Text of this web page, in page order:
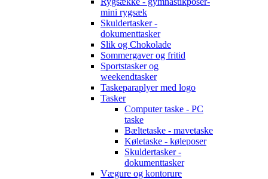
mini rygsæk
Skuldertasker -
dokumenttasker
Slik og Chokolade
Sommergaver og fritid
Sportstasker og
weekendtasker
Taskeparaplyer med logo
Tasker
Computer taske - PC
taske
Bæltetaske - mavetaske
Køletaske - køleposer
Skuldertasker -
dokumenttasker
Vægure og kontorure